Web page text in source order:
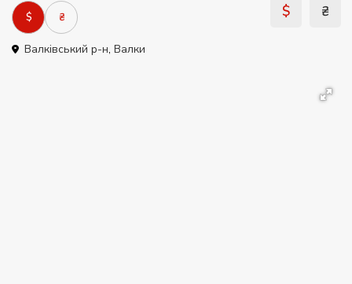
$ ₴
Валківський р-н, Валки
$ ₴